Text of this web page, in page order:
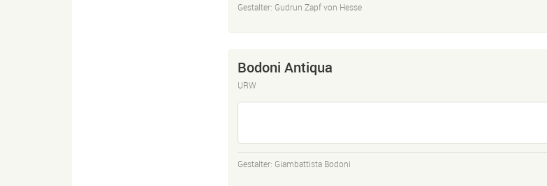
Gestalter: Gudrun Zapf von Hesse
Bodoni Antiqua
URW
Gestalter: Giambattista Bodoni